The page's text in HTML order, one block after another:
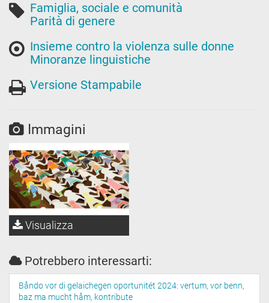
Famiglia, sociale e comunità
Parità di genere
Insieme contro la violenza sulle donne
Minoranze linguistiche
Versione Stampabile
Immagini
Visualizza
Potrebbero interessarti:
Båndo vor di gelaichegen oportunitét 2024: vertum, vor benn,
baz ma mucht håm, kontribute